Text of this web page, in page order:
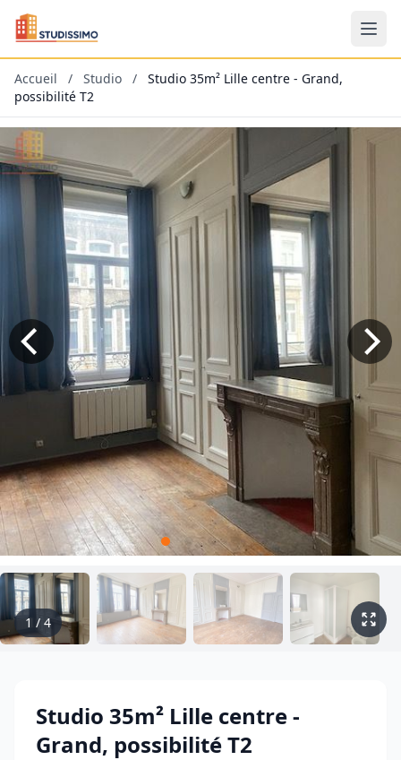
Accueil / Studio /
Studio 35m² Lille centre - Grand,
possibilité T2
1 / 4
Studio 35m² Lille centre -
Grand, possibilité T2